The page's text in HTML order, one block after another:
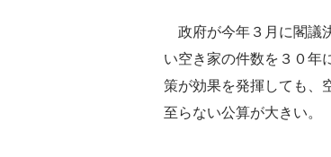
政府が今年３月に閣議
い空き家の件数を３０年
策が効果を発揮しても、
至らない公算が大きい。